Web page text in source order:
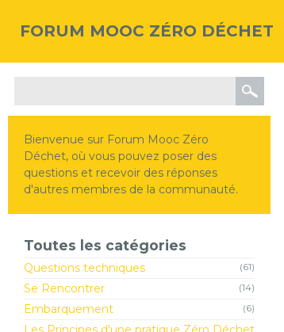
FORUM MOOC ZÉRO DÉCHET
Bienvenue sur Forum Mooc Zéro
Déchet, où vous pouvez poser des
questions et recevoir des réponses
d'autres membres de la communauté.
Toutes les catégories
Questions techniques (61)
Se Rencontrer (14)
Embarquement (6)